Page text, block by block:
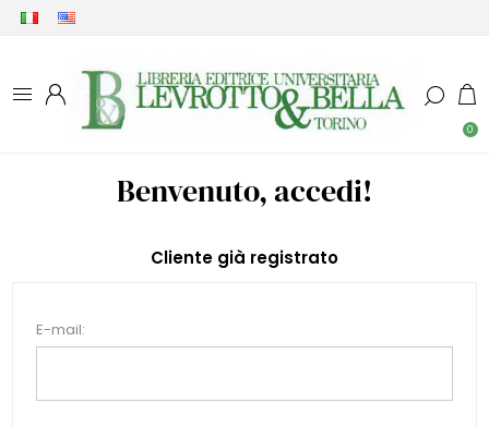
0
Benvenuto, accedi!
Cliente già registrato
E-mail: